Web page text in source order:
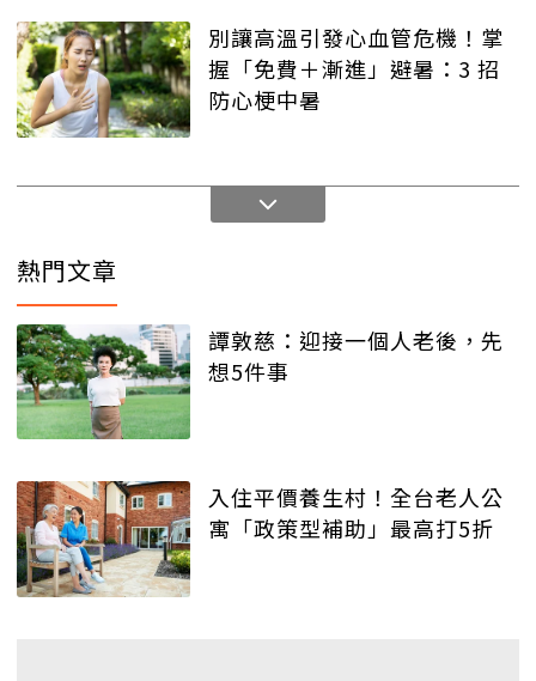
別讓高溫引發心血管危機！掌
握「免費＋漸進」避暑：3 招
防心梗中暑
熱門文章
譚敦慈：迎接一個人老後，先
想5件事
入住平價養生村！全台老人公
寓「政策型補助」最高打5折